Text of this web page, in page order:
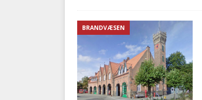
BRANDVÆSEN